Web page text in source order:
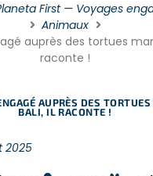
First — Voyages
Animaux
auprès des tortues
raconte !
AUPRÈS DES
BALI, IL RACONTE !
2025